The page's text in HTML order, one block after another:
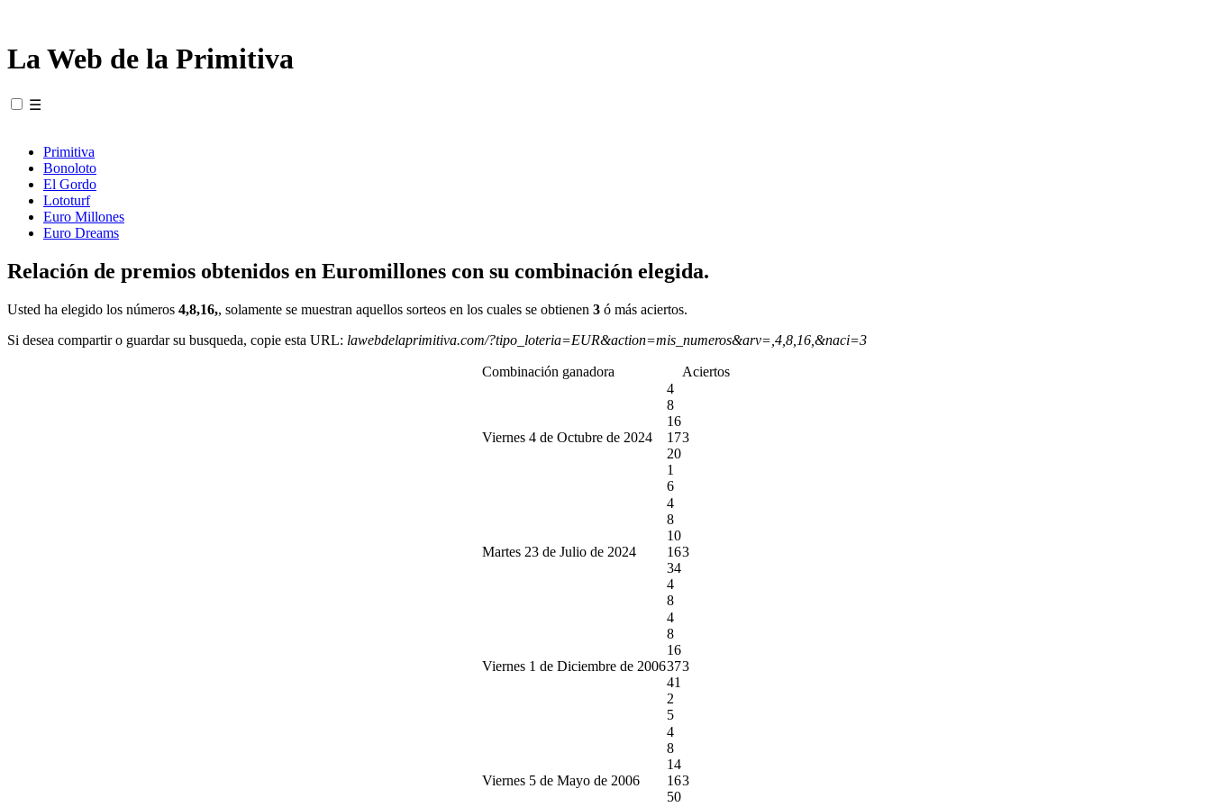
La Web de la Primitiva
☰
Primitiva
Bonoloto
El Gordo
Lototurf
Euro Millones
Euro Dreams
Relación de premios obtenidos en Euromillones con su combinación elegida.
Usted ha elegido los números 4,8,16,, solamente se muestran aquellos sorteos en los cuales se obtienen 3 ó más aciertos.
Si desea compartir o guardar su busqueda, copie esta URL: lawebdelaprimitiva.com/?tipo_loteria=EUR&action=mis_numeros&arv=,4,8,16,&naci=3
Combinación ganadora Aciertos
Viernes 4 de Octubre de 2024
4
8
16
17
20
1
6
3
Martes 23 de Julio de 2024
4
8
10
16
34
4
8
3
Viernes 1 de Diciembre de 2006
4
8
16
37
41
2
5
3
Viernes 5 de Mayo de 2006
4
8
14
16
50
3